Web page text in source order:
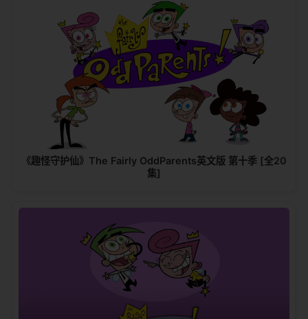
《趣怪守护仙》The Fairly OddParents英文版 第十季 [全20
集]